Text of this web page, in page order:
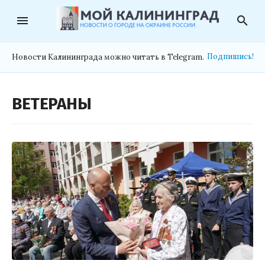
menu search
Новости Калининграда можно читать в Telegram. Подпишись!
ВЕТЕРАНЫ